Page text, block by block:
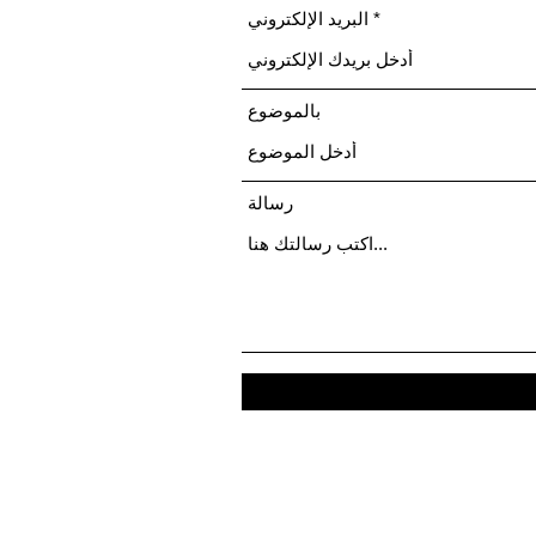
البريد الإلكتروني
بالموضوع
رسالة